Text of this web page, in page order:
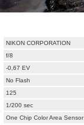
NIKON CORPORATION
f/8
-0,67 EV
No Flash
125
1/200 sec
One Chip Color Area Sensor